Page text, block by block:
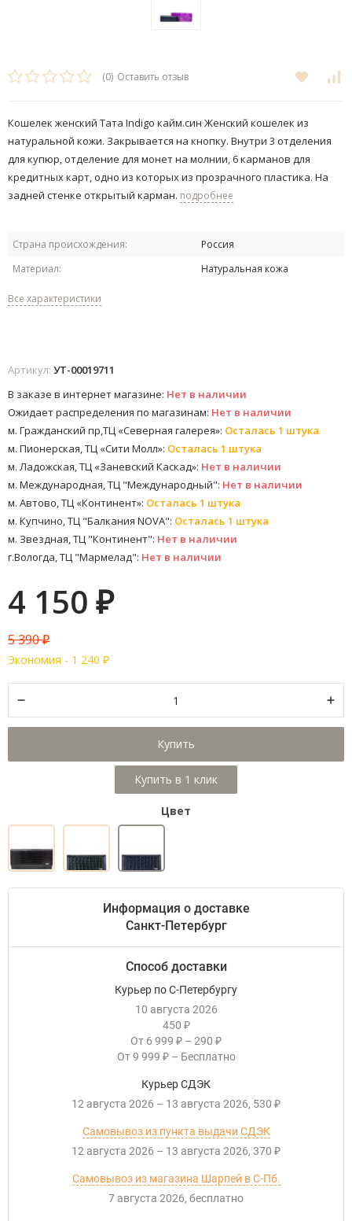
(0) Оставить отзыв
Кошелек женский Тата Indigo кайм.син Женский кошелек из
натуральной кожи. Закрывается на кнопку. Внутри 3 отделения
для купюр, отделение для монет на молнии, 6 карманов для
кредитных карт, одно из которых из прозрачного пластика. На
задней стенке открытый карман. подробнее
Страна происхождения:
Россия
Материал:
Натуральная кожа
Все характеристики
Артикул: УТ-00019711
В заказе в интернет магазине: Нет в наличии
Ожидает распределения по магазинам: Нет в наличии
м. Гражданский пр,ТЦ «Северная галерея»: Осталась 1 штука
м. Пионерская, ТЦ «Сити Молл»: Осталась 1 штука
м. Ладожская, ТЦ «Заневский Каскад»: Нет в наличии
м. Международная, ТЦ "Международный": Нет в наличии
м. Автово, ТЦ «Континент»: Осталась 1 штука
м. Купчино, ТЦ "Балкания NOVA": Осталась 1 штука
м. Звездная, ТЦ "Континент": Нет в наличии
г.Вологда, ТЦ "Мармелад": Нет в наличии
4 150 ₽
5 390₽
Экономия - 1 240 ₽
Купить
Цвет
Информация о доставке
Санкт-Петербург
Способ доставки
Курьер по С-Петербургу
10 августа 2026
450 ₽
От 6 999 ₽ – 290 ₽
От 9 999 ₽ – Бесплатно
Курьер СДЭК
12 августа 2026 – 13 августа 2026 530 ₽
Самовывоз из пункта выдачи СДЭК
12 августа 2026 – 13 августа 2026 370 ₽
Самовывоз из магазина Шарпей в С-Пб.
7 августа 2026
Бесплатно